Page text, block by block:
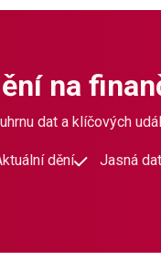
na
dat a klíčových
dění Jasná